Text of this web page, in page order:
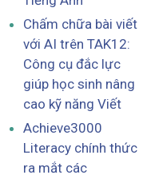
Chấm chữa bài viết
với AI trên TAK12:
Công cụ đắc lực
giúp học sinh nâng
cao kỹ năng Viết
Achieve3000
Literacy chính thức
ra mắt các